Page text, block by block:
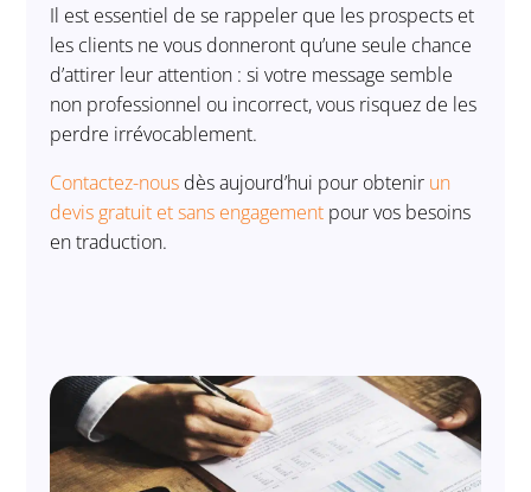
Il est essentiel de se rappeler que les prospects et
les clients ne vous donneront qu’une seule chance
d’attirer leur attention : si votre message semble
non professionnel ou incorrect, vous risquez de les
perdre irrévocablement.
Contactez-nous dès aujourd’hui pour obtenir un
devis gratuit et sans engagement pour vos besoins
en traduction.